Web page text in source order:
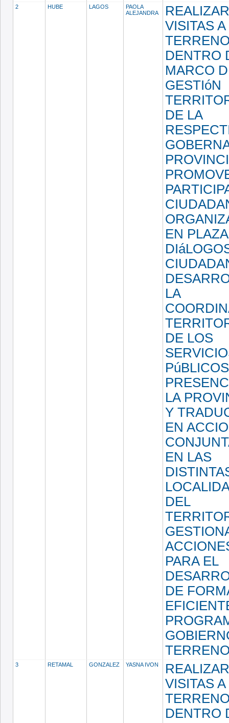
2 HUBE LAGOS
PAOLA
ALEJANDRA
REALIZAR
VISITAS A
DENTRO
MARCO
GESTIóN
DE LA
EN
LA
DE LOS
LA
Y
EN
EN LAS
DEL
PARA EL
DE
3 RETAMAL GONZALEZ YASNA IVON
REALIZAR
VISITAS A
DENTRO